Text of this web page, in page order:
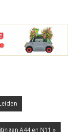
A44 en N11 »